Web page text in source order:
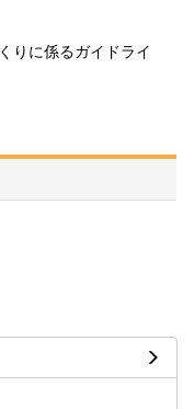
りに係るガイドライ